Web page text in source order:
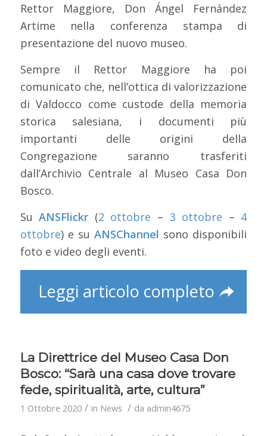
Rettor Maggiore, Don Ángel Fernández
Artime nella conferenza stampa di
presentazione del nuovo museo.
Sempre il Rettor Maggiore ha poi
comunicato che, nell’ottica di valorizzazione
di Valdocco come custode della memoria
storica salesiana, i documenti più
importanti delle origini della
Congregazione saranno trasferiti
dall’Archivio Centrale al Museo Casa Don
Bosco.
SuANSFlickr (2 ottobre – 3 ottobre – 4
ottobre) e suANSChannel sono disponibili
foto e video degli eventi.
Leggi articolo completo
La Direttrice del Museo Casa Don
Bosco: “Sarà una casa dove trovare
fede, spiritualità, arte, cultura”
1 Ottobre 2020 / in News / da admin4675